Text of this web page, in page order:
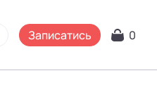
Записатись 0